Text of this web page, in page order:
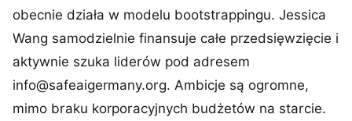
obecnie działa w modelu bootstrappingu. Jessica
Wang samodzielnie finansuje całe przedsięwzięcie i
aktywnie szuka liderów pod adresem
info@safeaigermany.org. Ambicje są ogromne,
mimo braku korporacyjnych budżetów na starcie.